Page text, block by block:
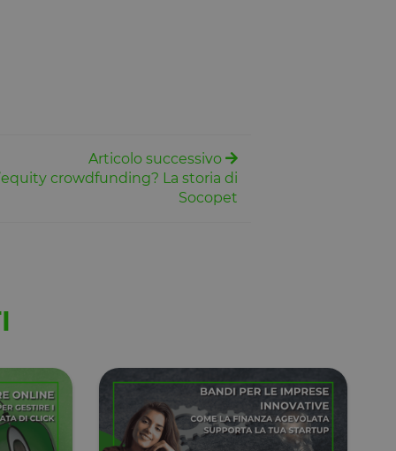
Articolo successivo
crowdfunding? La storia di
Socopet
per